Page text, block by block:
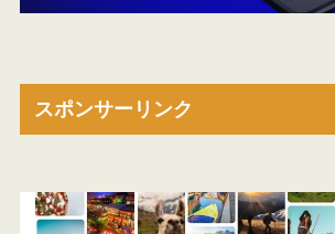
スポンサーリンク